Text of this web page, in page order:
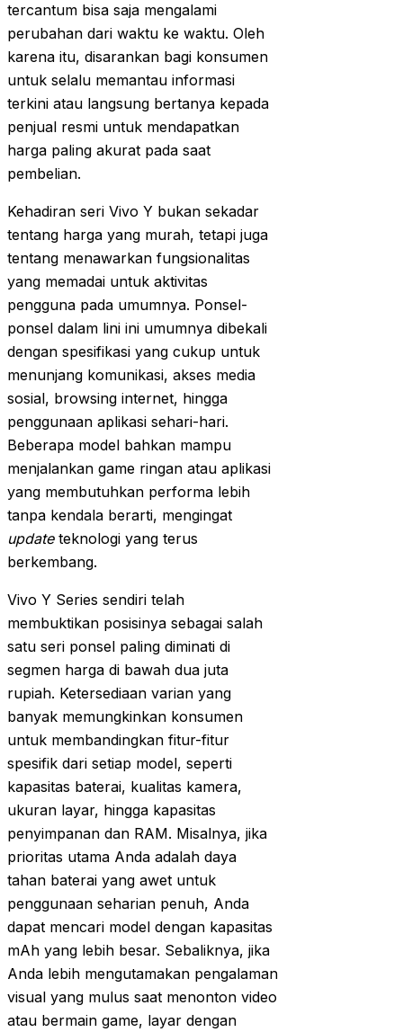
tercantum bisa saja mengalami
perubahan dari waktu ke waktu. Oleh
karena itu, disarankan bagi konsumen
untuk selalu memantau informasi
terkini atau langsung bertanya kepada
penjual resmi untuk mendapatkan
harga paling akurat pada saat
pembelian.
Kehadiran seri Vivo Y bukan sekadar
tentang harga yang murah, tetapi juga
tentang menawarkan fungsionalitas
yang memadai untuk aktivitas
pengguna pada umumnya. Ponsel-
ponsel dalam lini ini umumnya dibekali
dengan spesifikasi yang cukup untuk
menunjang komunikasi, akses media
sosial, browsing internet, hingga
penggunaan aplikasi sehari-hari.
Beberapa model bahkan mampu
menjalankan game ringan atau aplikasi
yang membutuhkan performa lebih
tanpa kendala berarti, mengingat
updateteknologi yang terus
berkembang.
Vivo Y Series sendiri telah
membuktikan posisinya sebagai salah
satu seri ponsel paling diminati di
segmen harga di bawah dua juta
rupiah. Ketersediaan varian yang
banyak memungkinkan konsumen
untuk membandingkan fitur-fitur
spesifik dari setiap model, seperti
kapasitas baterai, kualitas kamera,
ukuran layar, hingga kapasitas
penyimpanan dan RAM. Misalnya, jika
prioritas utama Anda adalah daya
tahan baterai yang awet untuk
penggunaan seharian penuh, Anda
dapat mencari model dengan kapasitas
mAh yang lebih besar. Sebaliknya, jika
Anda lebih mengutamakan pengalaman
visual yang mulus saat menonton video
atau bermain game, layar dengan